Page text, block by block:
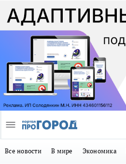
Все новости В мире Экономика